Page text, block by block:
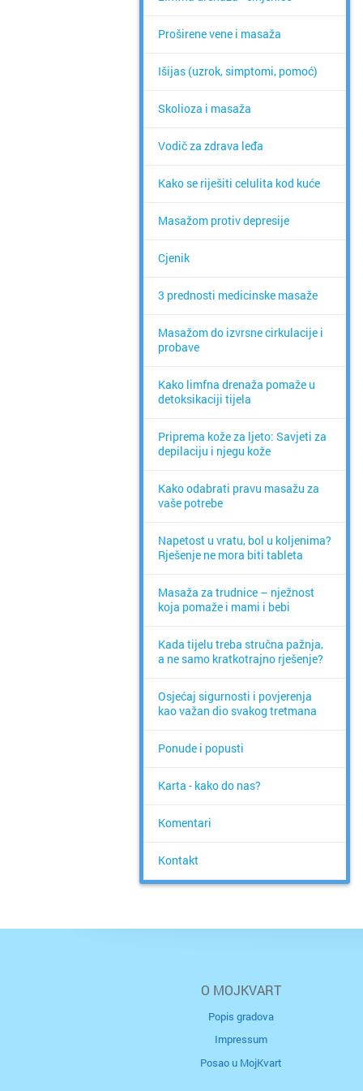
Proširene vene i masaža
Išijas (uzrok, simptomi, pomoć)
Skolioza i masaža
Vodič za zdrava leđa
Kako se riješiti celulita kod kuće
Masažom protiv depresije
Cjenik
3 prednosti medicinske masaže
Masažom do izvrsne cirkulacije i
probave
Kako limfna drenaža pomaže u
detoksikaciji tijela
Priprema kože za ljeto: Savjeti za
depilaciju i njegu kože
Kako odabrati pravu masažu za
vaše potrebe
Napetost u vratu, bol u koljenima?
Rješenje ne mora biti tableta
Masaža za trudnice – nježnost
koja pomaže i mami i bebi
Kada tijelu treba stručna pažnja,
a ne samo kratkotrajno rješenje?
Osjećaj sigurnosti i povjerenja
kao važan dio svakog tretmana
Ponude i popusti
Karta - kako do nas?
Komentari
Kontakt
O MOJKVART
Popis gradova
Impressum
Posao u MojKvart